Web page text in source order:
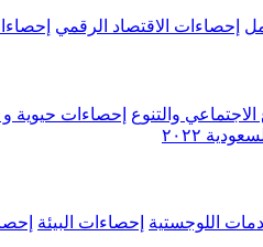
إحصاءات الاقتصاد الرقمي
والتنوع إحصاءات حيوية و
٢٠٢٢
اللوجستية إحصاءات البيئة